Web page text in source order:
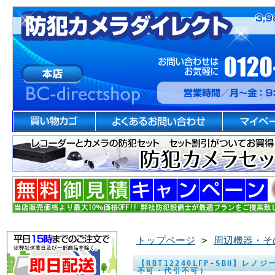
トップページ > 周辺機器・そ
【RBT12240LFP-SBH】レノ
不可・代引不可）